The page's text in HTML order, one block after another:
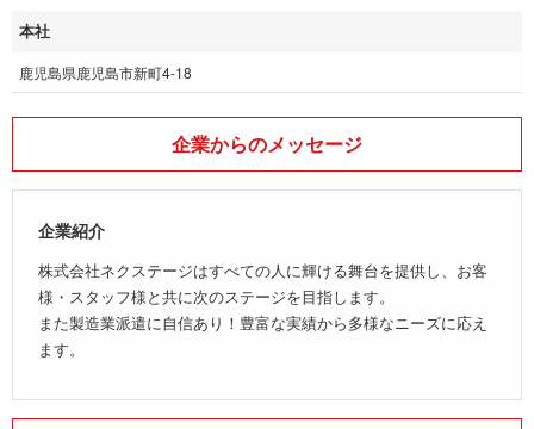
本社
鹿児島県鹿児島市新町4-18
企業からのメッセージ
企業紹介
株式会社ネクステージはすべての人に輝ける舞台を提供し、お客
様・スタッフ様と共に次のステージを目指します。
また製造業派遣に自信あり！豊富な実績から多様なニーズに応え
ます。